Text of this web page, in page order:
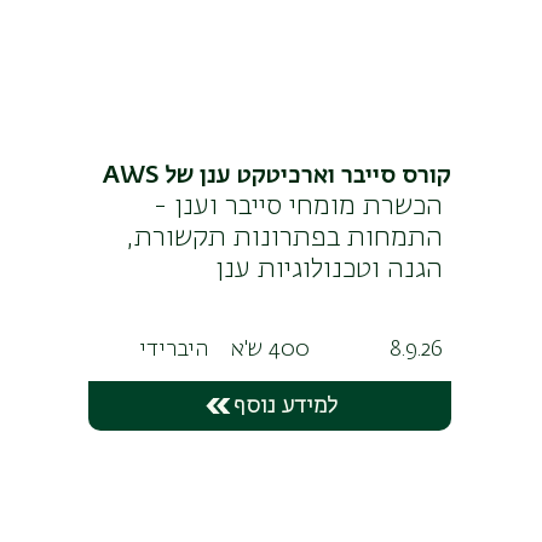
קורס סייבר וארכיטקט ענן של AWS
הכשרת מומחי סייבר וענן -
התמחות בפתרונות תקשורת,
הגנה וטכנולוגיות ענן
8.9.26 400 ש'א היברידי
למידע נוסף